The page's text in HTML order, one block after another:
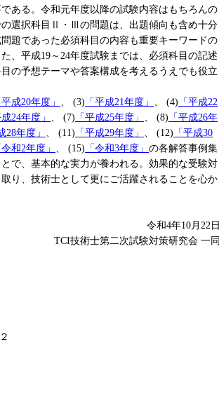
ある。令和元年度以降の試験内容はもちろんの
の選択科目Ⅱ・Ⅲの問題は、出題傾向も含め十分
題であった必須科目の内容も重要キーワードの
、平成19～24年度試験までは、必須科目の記述
の予想テーマや答案構成を考えるうえでも役立
平成20年度」 、 (3) 「平成21年度」 、 (4) 「平成22
成24年度」 、 (7) 「平成25年度」 、 (8) 「平成26年
28年度」 、 (11) 「平成29年度」 、 (12) 「平成30
令和2年度」 、 (15) 「令和3年度」 の各解答事例集
で、基本的な実力が養われる。効果的な受験対
り、技術士として更にご活躍されることを心か
令和4年10月22日
TCI技術士第二次試験対策研究会 一同